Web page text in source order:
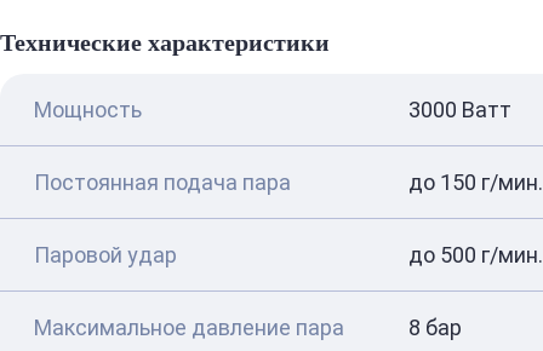
Технические характеристики
Мощность 3000 Ватт
Постоянная подача пара до 150 г/мин.
Паровой удар до 500 г/мин.
Максимальное давление пара 8 бар